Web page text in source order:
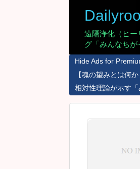
遠隔浄化（ヒ
グ「みんなち
Hide Ads for
【魂の望みとは何
相対性理論が示す